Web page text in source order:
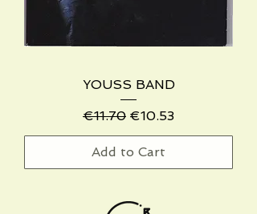
YOUSS BAND
Regular Price
€11.70 Sale Price
€10.53
Add to Cart